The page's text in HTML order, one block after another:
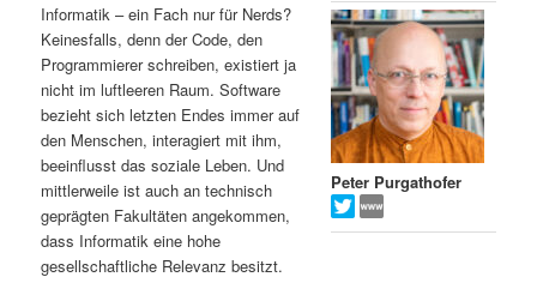
l
t
s
p
h
a
l
t
Peter Purgathofer
Informatik – ein Fach nur für Nerds?
Keinesfalls, denn der Code, den
Programmierer schreiben, existiert ja
nicht im luftleeren Raum. Software
bezieht sich letzten Endes immer auf
den Menschen, interagiert mit ihm,
beeinflusst das soziale Leben. Und
mittlerweile ist auch an technisch
geprägten Fakultäten angekommen,
dass Informatik eine hohe
gesellschaftliche Relevanz besitzt.